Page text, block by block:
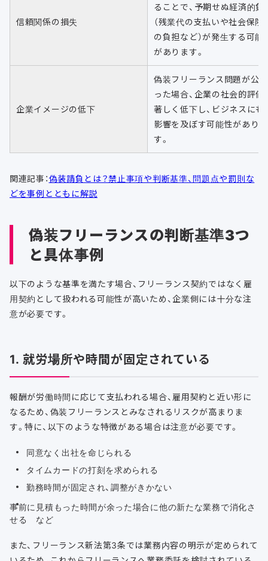
信頼関係の損失
ることで、予期せぬ経済的負
（残業代の支払いや社会保険
の負担など）が発生する可能
があります。
企業イメージの低下
偽装フリーランス問題が公
った場合、企業の社会的評価
著しく低下し、ビジネスにも
影響を及ぼす可能性がありま
す。
関連記事：偽装請負とは？禁止事項や判断基準、問題点や罰則な
どを事例とともに解説
偽装フリーランスの判断基準3つ
と具体事例
以下のような基準を満たす場合、フリーランス契約ではなく雇
用契約として扱われる可能性が高いため、企業側には十分な注
意が必要です。
1. 就労場所や時間が固定されている
報酬が労働時間に応じて支払われる場合、雇用契約と近い形に
なるため、偽装フリーランスとみなされるリスクが高まりま
す。特に、以下のような特徴がある場合は注意が必要です。
同意なく出社を命じられる
タイムカードの打刻を求められる
勤務時間が固定され、調整がきかない
事前に見積もった時間が余った場合に他の新たな業務で消化さ
せる など
また、フリーランス新法第3条では業務内容の明示が定められて